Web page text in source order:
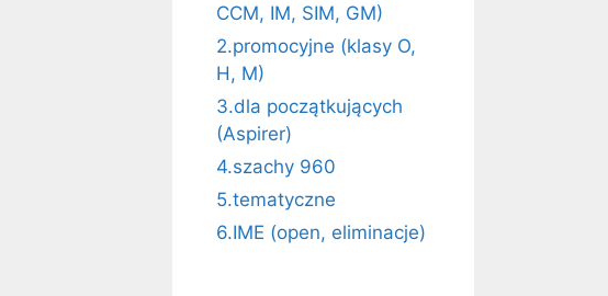
CCM, IM, SIM, GM)
2.promocyjne (klasy O,
H, M)
3.dla początkujących
(Aspirer)
4.szachy 960
5.tematyczne
6.IME (open, eliminacje)